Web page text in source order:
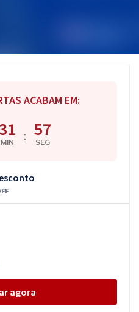
ACABAM EM:
MIN : 56
SEG
agora